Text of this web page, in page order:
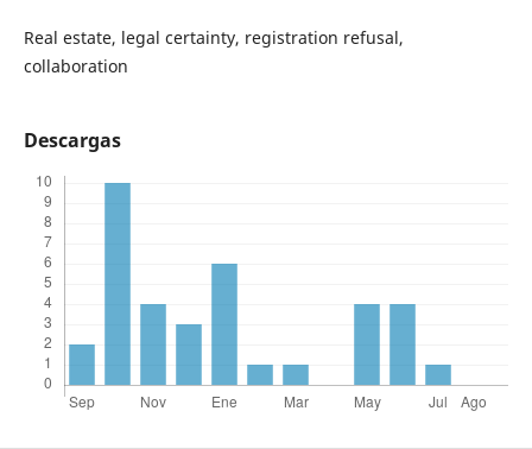
Real estate, legal certainty, registration refusal,
collaboration
Descargas